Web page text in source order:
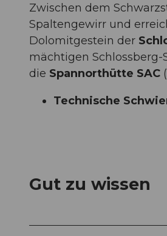
Zwischen dem
Spaltengewirr und
Dolomitgestein der
mächtigen
die Spannorthütte SAC
Technische
Gut zu wissen